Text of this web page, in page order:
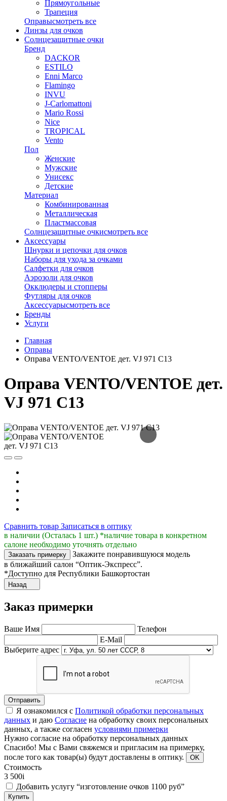
Прямоугольные
Трапеция
Оправысмотреть все
Линзы для очков
Солнцезащитные очки
Бренд
DACKOR
ESTILO
Enni Marco
Flamingo
INVU
J-Carlomattoni
Mario Rossi
Nice
TROPICAL
Vento
Пол
Женские
Мужские
Унисекс
Детские
Материал
Комбинированная
Металлическая
Пластмассовая
Солнцезащитные очкисмотреть все
Аксессуары
Шнурки и цепочки для очков
Наборы для ухода за очками
Салфетки для очков
Аэрозоли для очков
Окклюдеры и стопперы
Футляры для очков
Аксессуарысмотреть все
Бренды
Услуги
Главная
Оправы
Оправа VENTO/VENTOE дет. VJ 971 C13
Оправа VENTO/VENTOE дет.
VJ 971 C13
Сравнить товар Записаться в оптику
в наличии (Осталась 1 шт.) *наличие товара в конкретном
салоне необходимо уточнять отдельно
Заказать примерку
Закажите понравившуюся модель
в ближайший салон “Оптик-Экспресс”.
*Доступно для Республики Башкортостан
Назад
Заказ примерки
Ваше Имя
Телефон
E-Mail
Выберите адрес
Отправить
Я ознакомился с Политикой обработки персональных
данных и даю Согласие на обработку своих персональных
данных, а также согласен условиями примерки
Нужно согласие на обработку персональных данных
Спасибо! Мы с Вами свяжемся и пригласим на примерку,
после того как товар(ы) будут доставлены в оптику.
OK
Стоимость
3 500i
Добавить услугу “изготовление очков 1100 руб”
Купить